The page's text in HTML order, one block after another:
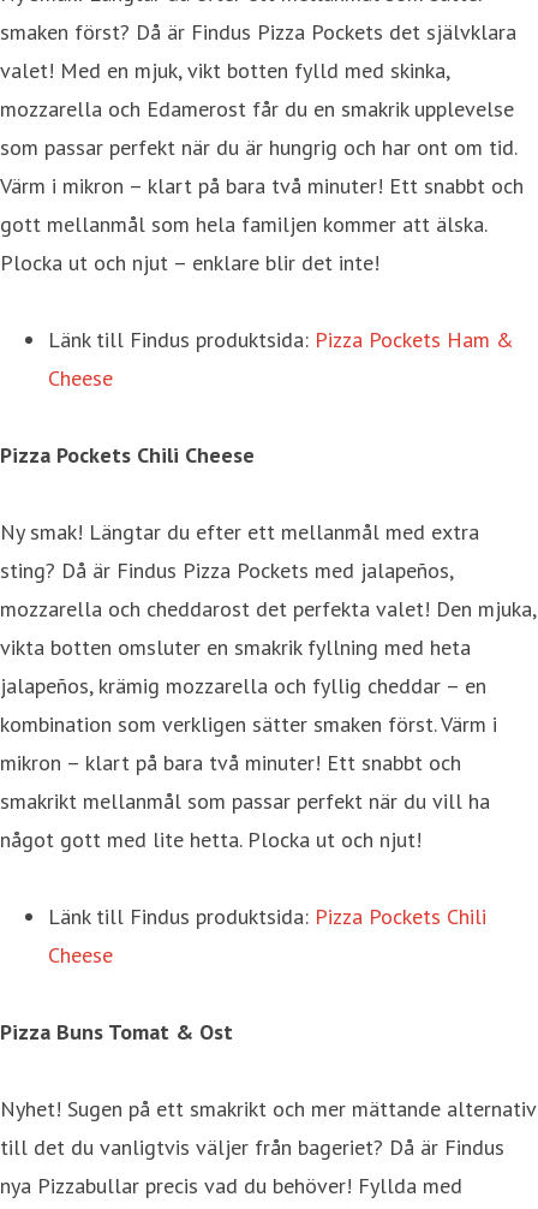
smaken först? Då är Findus Pizza Pockets det självklara
valet! Med en mjuk, vikt botten fylld med skinka,
mozzarella och Edamerost får du en smakrik upplevelse
som passar perfekt när du är hungrig och har ont om tid.
Värm i mikron – klart på bara två minuter! Ett snabbt och
gott mellanmål som hela familjen kommer att älska.
Plocka ut och njut – enklare blir det inte!
Länk till Findus produktsida: Pizza Pockets Ham &
Cheese
Pizza Pockets Chili Cheese
Ny smak! Längtar du efter ett mellanmål med extra
sting? Då är Findus Pizza Pockets med jalapeños,
mozzarella och cheddarost det perfekta valet! Den mjuka,
vikta botten omsluter en smakrik fyllning med heta
jalapeños, krämig mozzarella och fyllig cheddar – en
kombination som verkligen sätter smaken först. Värm i
mikron – klart på bara två minuter! Ett snabbt och
smakrikt mellanmål som passar perfekt när du vill ha
något gott med lite hetta. Plocka ut och njut!
Länk till Findus produktsida: Pizza Pockets Chili
Cheese
Pizza Buns Tomat & Ost
Nyhet! Sugen på ett smakrikt och mer mättande alternativ
till det du vanligtvis väljer från bageriet? Då är Findus
nya Pizzabullar precis vad du behöver! Fyllda med